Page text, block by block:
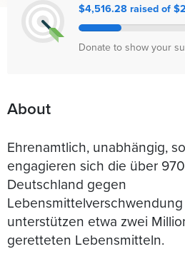
$4,516.28 raised of
Donate to show your
About
Ehrenamtlich, unabhängig,
engagieren sich die über
Deutschland gegen
unterstützen etwa zwei
geretteten Lebensmitteln.